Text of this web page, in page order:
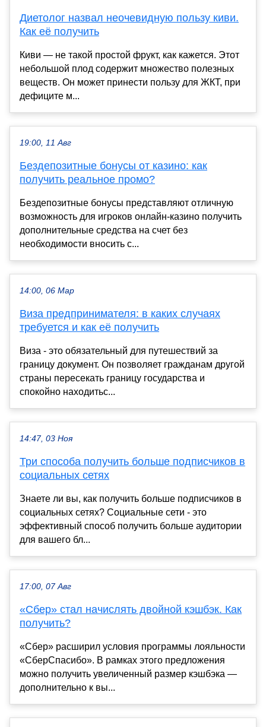
Диетолог назвал неочевидную пользу киви.
Как её получить
Киви — не такой простой фрукт, как кажется. Этот
небольшой плод содержит множество полезных
веществ. Он может принести пользу для ЖКТ, при
дефиците м...
19:00, 11 Авг
Бездепозитные бонусы от казино: как
получить реальное промо?
Бездепозитные бонусы представляют отличную
возможность для игроков онлайн-казино получить
дополнительные средства на счет без
необходимости вносить с...
14:00, 06 Мар
Виза предпринимателя: в каких случаях
требуется и как её получить
Виза - это обязательный для путешествий за
границу документ. Он позволяет гражданам другой
страны пересекать границу государства и
спокойно находитьс...
14:47, 03 Ноя
Три способа получить больше подписчиков в
социальных сетях
Знаете ли вы, как получить больше подписчиков в
социальных сетях? Социальные сети - это
эффективный способ получить больше аудитории
для вашего бл...
17:00, 07 Авг
«Сбер» стал начислять двойной кэшбэк. Как
получить?
«Сбер» расширил условия программы лояльности
«СберСпасибо». В рамках этого предложения
можно получить увеличенный размер кэшбэка —
дополнительно к вы...